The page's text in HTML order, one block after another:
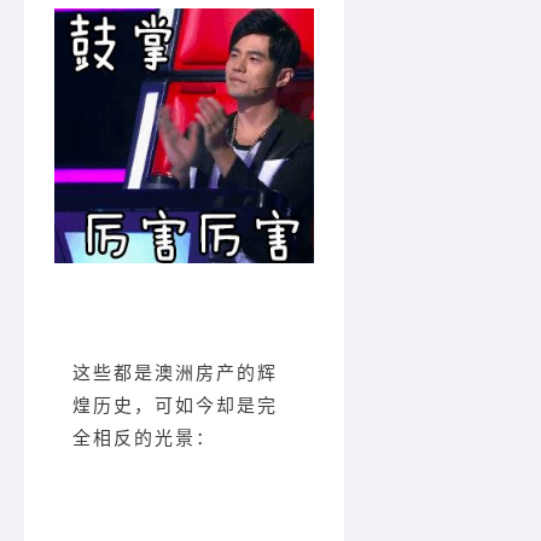
这些都是澳洲房产的辉
煌历史，可如今却是完
全相反的光景：